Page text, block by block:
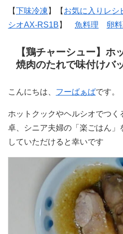
【下味冷凍 】【 お気に入りレシ
シオAX-RS1B 】 魚料理 卵
【鶏チャーシュー】ホ
焼肉のたれで味付けバ
こんにちは、 フーばぁばです。
ホットクックやヘルシオでつ
卓、シニア夫婦の「楽ごはん」
していただけると幸いです